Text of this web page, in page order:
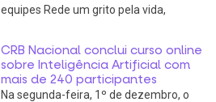
equipes Rede um grito pela vida,
CRB Nacional conclui curso online
sobre Inteligência Artificial com
mais de 240 participantes
Na segunda-feira, 1º de dezembro, o